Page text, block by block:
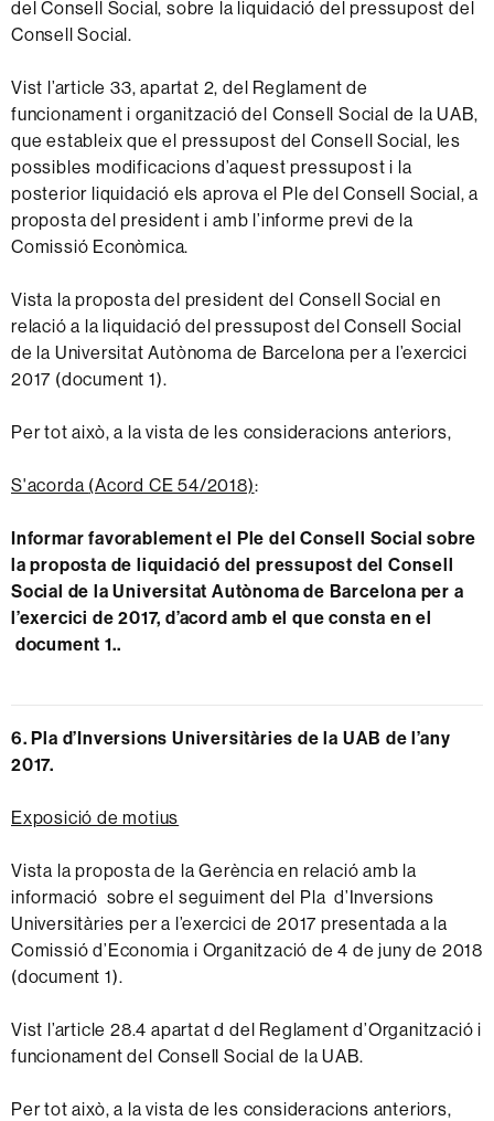
del Consell Social, sobre la liquidació del pressupost del
Consell Social.
Vist l’article 33, apartat 2, del Reglament de
funcionament i organització del Consell Social de la UAB,
que estableix que el pressupost del Consell Social, les
possibles modificacions d’aquest pressupost i la
posterior liquidació els aprova el Ple del Consell Social, a
proposta del president i amb l’informe previ de la
Comissió Econòmica.
Vista la proposta del president del Consell Social en
relació a la liquidació del pressupost del Consell Social
de la Universitat Autònoma de Barcelona per a l’exercici
2017 (document 1).
Per tot això, a la vista de les consideracions anteriors,
S'acorda (Acord CE 54/2018):
Informar favorablement el Ple del Consell Social sobre
la proposta de liquidació del pressupost del Consell
Social de la Universitat Autònoma de Barcelona per a
l’exercici de 2017, d’acord amb el que consta en el
document 1..
6. Pla d’Inversions Universitàries de la UAB de l’any
2017.
Exposició de motius
Vista la proposta de la Gerència en relació amb la
informació sobre el seguiment del Pla d’Inversions
Universitàries per a l’exercici de 2017 presentada a la
Comissió d’Economia i Organització de 4 de juny de 2018
(document 1).
Vist l’article 28.4 apartat d del Reglament d’Organització i
funcionament del Consell Social de la UAB.
Per tot això, a la vista de les consideracions anteriors,